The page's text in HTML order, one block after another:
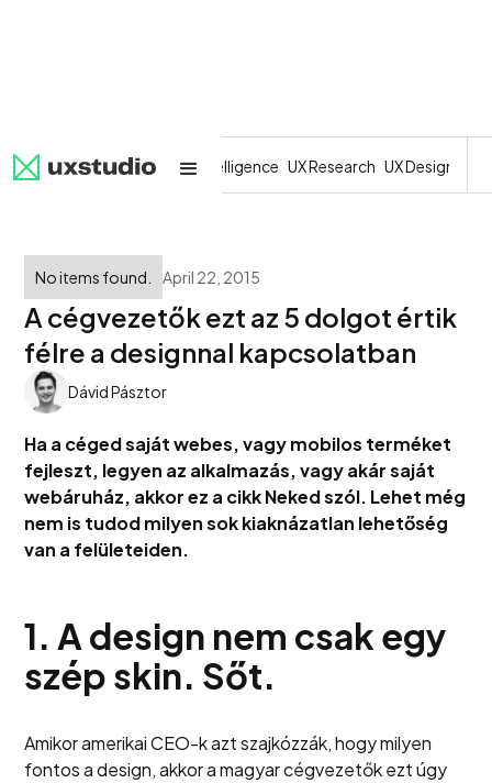
All SaaS Artificial Intelligence UX Research UX Design
No items found. April 22, 2015
A cégvezetők ezt az 5 dolgot értik
félre a designnal kapcsolatban
Dávid Pásztor
Ha a céged saját webes, vagy mobilos terméket
fejleszt, legyen az alkalmazás, vagy akár saját
webáruház, akkor ez a cikk Neked szól. Lehet még
nem is tudod milyen sok kiaknázatlan lehetőség
van a felületeiden.
1. A design nem csak egy
szép skin. Sőt.
Amikor amerikai CEO-k azt szajkózzák, hogy milyen
fontos a design, akkor a magyar cégvezetők ezt úgy